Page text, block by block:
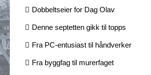
Dobbeltseier for Dag Olav
Denne septetten gikk til topps
Fra PC-entusiast til håndverker
Fra byggfag til murerfaget